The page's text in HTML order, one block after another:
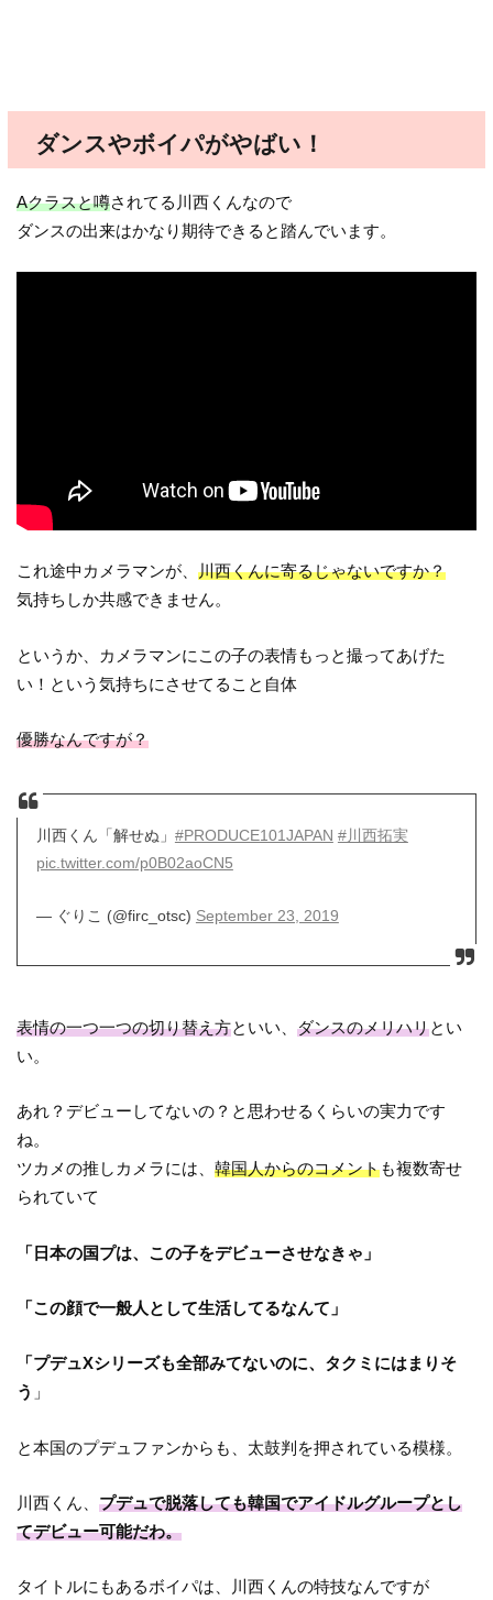
ダンスやボイパがやばい！
Aクラスと噂されてる川西くんなので
ダンスの出来はかなり期待できると踏んでいます。
これ途中カメラマンが、川西くんに寄るじゃないですか？
気持ちしか共感できません。
というか、カメラマンにこの子の表情もっと撮ってあげた
い！という気持ちにさせてること自体
優勝なんですが？
川西くん「解せぬ」 #PRODUCE101JAPAN #川西拓実
pic.twitter.com/p0B02aoCN5
— ぐりこ (@firc_otsc) September 23, 2019
表情の一つ一つの切り替え方といい、ダンスのメリハリとい
い。
あれ？デビューしてないの？と思わせるくらいの実力です
ね。
ツカメの推しカメラには、韓国人からのコメントも複数寄せ
られていて
「日本の国プは、この子をデビューさせなきゃ」
「この顔で一般人として生活してるなんて」
「プデュXシリーズも全部みてないのに、タクミにはまりそ
う 」
と本国のプデュファンからも、太鼓判を押されている模様。
川西くん、プデュで脱落しても韓国でアイドルグループとし
てデビュー可能だわ。
タイトルにもあるボイパは、川西くんの特技なんですが